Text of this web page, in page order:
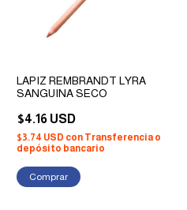
LAPIZ REMBRANDT LYRA
SANGUINA SECO
$4.16 USD
$3.74 USD con Transferencia o
depósito bancario